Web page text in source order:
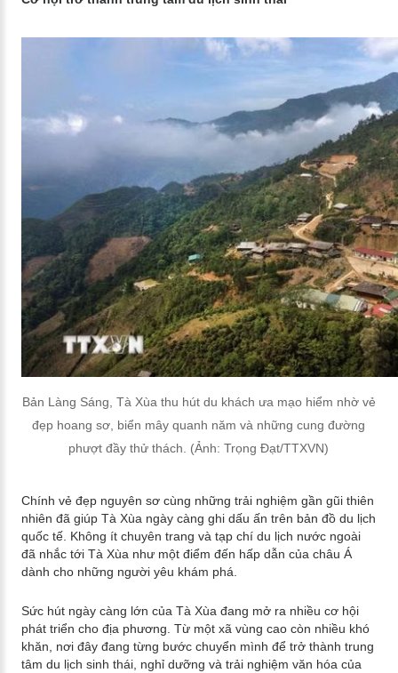
Bản Làng Sáng, Tà Xùa thu hút du khách ưa mạo hiểm nhờ vẻ
đẹp hoang sơ, biển mây quanh năm và những cung đường
phượt đầy thử thách. (Ảnh: Trọng Đạt/TTXVN)
Chính vẻ đẹp nguyên sơ cùng những trải nghiệm gần gũi thiên
nhiên đã giúp Tà Xùa ngày càng ghi dấu ấn trên bản đồ du lịch
quốc tế. Không ít chuyên trang và tạp chí du lịch nước ngoài
đã nhắc tới Tà Xùa như một điểm đến hấp dẫn của châu Á
dành cho những người yêu khám phá.
Sức hút ngày càng lớn của Tà Xùa đang mở ra nhiều cơ hội
phát triển cho địa phương. Từ một xã vùng cao còn nhiều khó
khăn, nơi đây đang từng bước chuyển mình để trở thành trung
tâm du lịch sinh thái, nghỉ dưỡng và trải nghiệm văn hóa của